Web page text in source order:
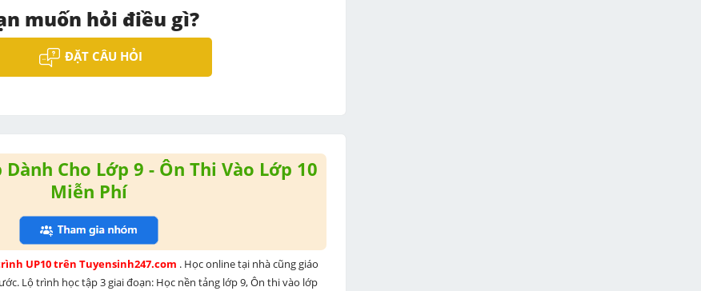
muốn hỏi điều gì?
ĐẶT CÂU HỎI
Cho Lớp 9 - Ôn Thi Vào Lớp 10
Miễn Phí
UP10 trên Tuyensinh247.com . Học online tại nhà cũng giáo
Lộ trình học tập 3 giai đoạn: Học nền tảng lớp 9, Ôn thi vào lớp